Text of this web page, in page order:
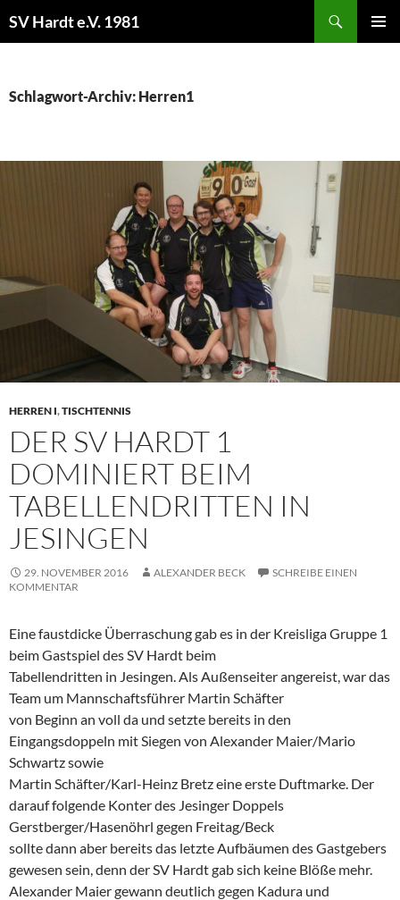
Inhalt
SV Hardt e.V. 1981
Schlagwort-Archiv: Herren1
HERREN I,TISCHTENNIS
DER SV HARDT 1
DOMINIERT BEIM
TABELLENDRITTEN IN
JESINGEN
29. NOVEMBER 2016 ALEXANDER BECK
SCHREIBE EINEN
KOMMENTAR
Eine faustdicke Überraschung gab es in der Kreisliga Gruppe 1
beim Gastspiel des SV Hardt beim
Tabellendritten in Jesingen. Als Außenseiter angereist, war das
Team um Mannschaftsführer Martin Schäfter
von Beginn an voll da und setzte bereits in den
Eingangsdoppeln mit Siegen von Alexander Maier/Mario
Schwartz sowie
Martin Schäfter/Karl-Heinz Bretz eine erste Duftmarke. Der
darauf folgende Konter des Jesinger Doppels
Gerstberger/Hasenöhrl gegen Freitag/Beck
sollte dann aber bereits das letzte Aufbäumen des Gastgebers
gewesen sein, denn der SV Hardt gab sich keine Blöße mehr.
Alexander Maier gewann deutlich gegen Kadura und